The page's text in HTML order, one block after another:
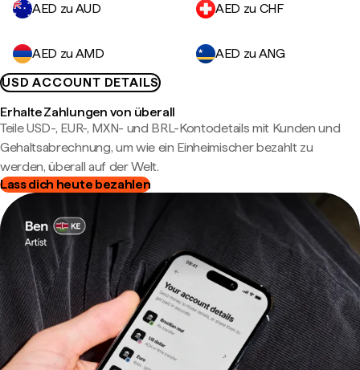
AED zu AUD AED zu CHF
AED zu AMD
AED zu ANG
USD ACCOUNT DETAILS
Erhalte Zahlungen von überall
Teile USD-, EUR-, MXN- und BRL-Kontodetails mit Kunden und
Gehaltsabrechnung, um wie ein Einheimischer bezahlt zu
werden, überall auf der Welt.
Lass dich heute bezahlen